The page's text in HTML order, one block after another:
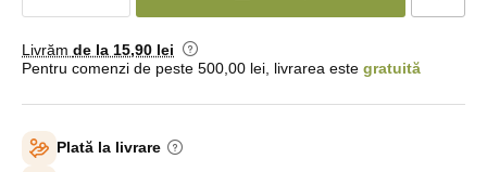
Livrăm de la 15,90 lei
Pentru comenzi de peste 500,00 lei, livrarea este gratuită
Plată la livrare